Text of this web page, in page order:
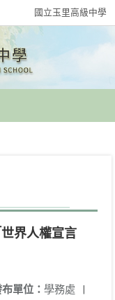
國立玉里高級中學
界人權宣言
單位： 學務處 |